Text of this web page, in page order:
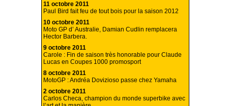
11 octobre 2011
Paul Bird fait feu de tout bois pour la saison 2012
10 octobre 2011
Moto GP d’ Australie, Damian Cudlin remplacera
Hector Barbera.
9 octobre 2011
Carole : Fin de saison très honorable pour Claude
Lucas en Coupes 1000 promosport
8 octobre 2011
MotoGP : Andréa Dovizioso passe chez Yamaha
2 octobre 2011
Carlos Checa, champion du monde superbike avec